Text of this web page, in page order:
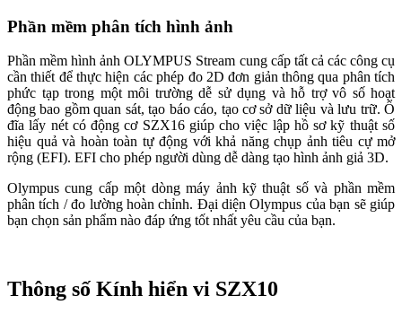
Phần mềm phân tích hình ảnh
Phần mềm hình ảnh OLYMPUS Stream cung cấp tất cả các công cụ
cần thiết để thực hiện các phép đo 2D đơn giản thông qua phân tích
phức tạp trong một môi trường dễ sử dụng và hỗ trợ vô số hoạt
động bao gồm quan sát, tạo báo cáo, tạo cơ sở dữ liệu và lưu trữ. Ổ
đĩa lấy nét có động cơ SZX16 giúp cho việc lập hồ sơ kỹ thuật số
hiệu quả và hoàn toàn tự động với khả năng chụp ảnh tiêu cự mở
rộng (EFI). EFI cho phép người dùng dễ dàng tạo hình ảnh giả 3D.
Olympus cung cấp một dòng máy ảnh kỹ thuật số và phần mềm
phân tích / đo lường hoàn chỉnh. Đại diện Olympus của bạn sẽ giúp
bạn chọn sản phẩm nào đáp ứng tốt nhất yêu cầu của bạn.
Thông số Kính hiển vi SZX10